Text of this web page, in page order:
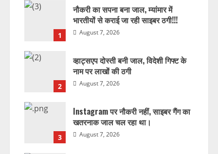
1
नौकरी का सपना बना जाल, म्यांमार में
भारतीयों से कराई जा रही साइबर ठगी!!!
August 7, 2026
2
व्हाट्सएप दोस्ती बनी जाल, विदेशी गिफ्ट के
नाम पर लाखों की ठगी
August 7, 2026
3
Instagram पर नौकरी नहीं, साइबर गैंग का
खतरनाक जाल चल रहा था।
August 7, 2026